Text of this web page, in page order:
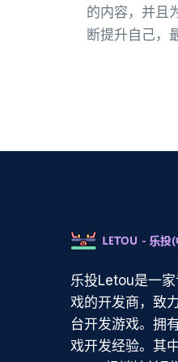
的内容，并且
断提升自己，
乐投Letou是一
戏的开发商，致
台开发游戏。拥
戏开发经验。其